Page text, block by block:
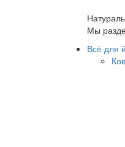
Мы
Всё для